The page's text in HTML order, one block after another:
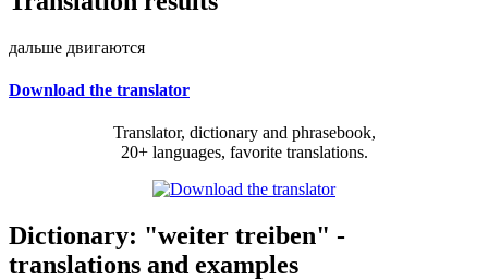
дальше двигаются
Download the translator
Translator, dictionary and phrasebook,
20+ languages, favorite translations.
Dictionary: "weiter treiben" -
translations and examples